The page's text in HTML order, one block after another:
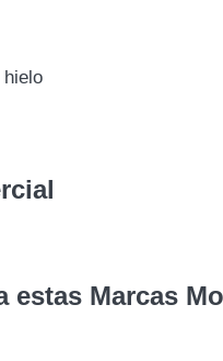
hielo
estas Marcas